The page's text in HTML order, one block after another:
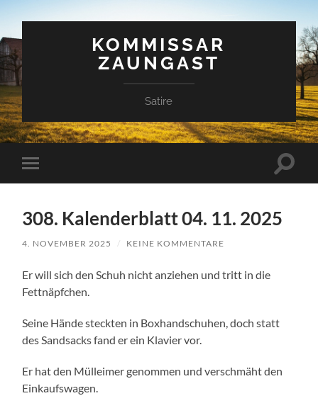
KOMMISSAR
ZAUNGAST
Satire
Mobile-
Menü
308. Kalenderblatt 04. 11. 2025
4. NOVEMBER 2025 / KEINE KOMMENTARE
Er will sich den Schuh nicht anziehen und tritt in die
Fettnäpfchen.
Seine Hände steckten in Boxhandschuhen, doch statt
des Sandsacks fand er ein Klavier vor.
Er hat den Mülleimer genommen und verschmäht den
Einkaufswagen.